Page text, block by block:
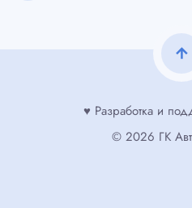
© 2026 ГК
arrow_upward
♥ Разработка и